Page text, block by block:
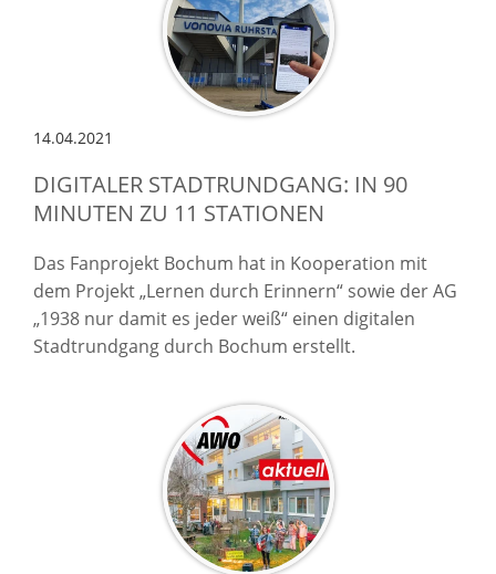
14.04.2021
DIGITALER STADTRUNDGANG: IN 90
MINUTEN ZU 11 STATIONEN
Das Fanprojekt Bochum hat in Kooperation mit
dem Projekt „Lernen durch Erinnern“ sowie der AG
„1938 nur damit es jeder weiß“ einen digitalen
Stadtrundgang durch Bochum erstellt.